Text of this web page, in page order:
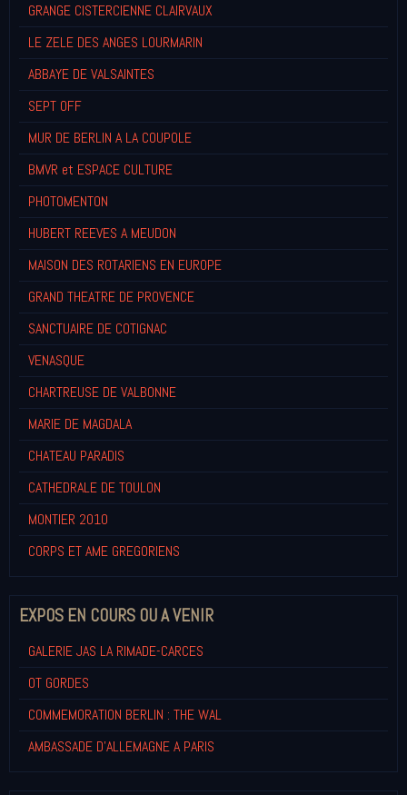
GRANGE CISTERCIENNE CLAIRVAUX
LE ZELE DES ANGES LOURMARIN
ABBAYE DE VALSAINTES
SEPT OFF
MUR DE BERLIN A LA COUPOLE
BMVR et ESPACE CULTURE
PHOTOMENTON
HUBERT REEVES A MEUDON
MAISON DES ROTARIENS EN EUROPE
GRAND THEATRE DE PROVENCE
SANCTUAIRE DE COTIGNAC
VENASQUE
CHARTREUSE DE VALBONNE
MARIE DE MAGDALA
CHATEAU PARADIS
CATHEDRALE DE TOULON
MONTIER 2010
CORPS ET AME GREGORIENS
EXPOS EN COURS OU A VENIR
GALERIE JAS LA RIMADE-CARCES
OT GORDES
COMMEMORATION BERLIN : THE WAL
AMBASSADE D'ALLEMAGNE A PARIS